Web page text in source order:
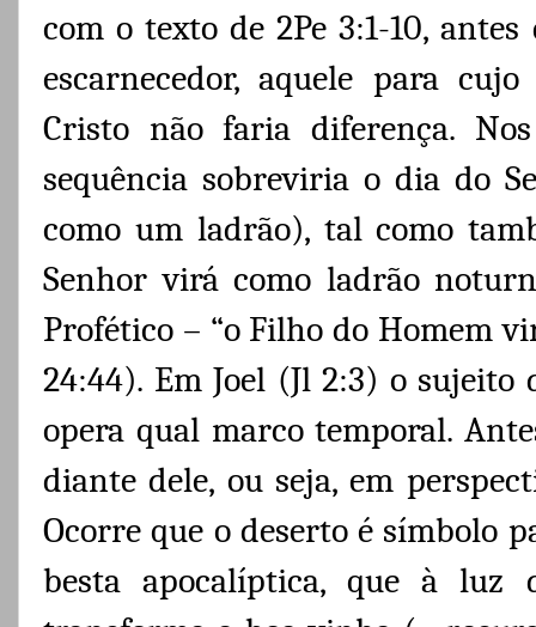
com o texto de 2Pe 3:1-10,
escarnecedor, aquele para
Cristo não faria diferença.
sequência sobreviria o dia do
como um ladrão), tal como
Senhor virá como ladrão
Profético – “o Filho do Homem
24:44). Em Joel (Jl 2:3) o sujeito
opera qual marco temporal.
diante dele, ou seja, em
Ocorre que o deserto é símbolo
besta apocalíptica, que à luz